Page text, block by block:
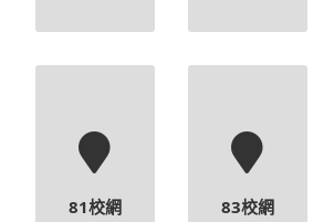
81校網
83校網